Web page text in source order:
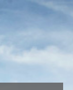
que le
las que estamos